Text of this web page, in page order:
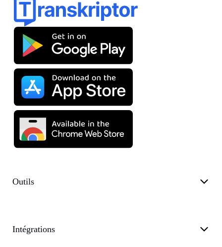
Outils
Intégrations